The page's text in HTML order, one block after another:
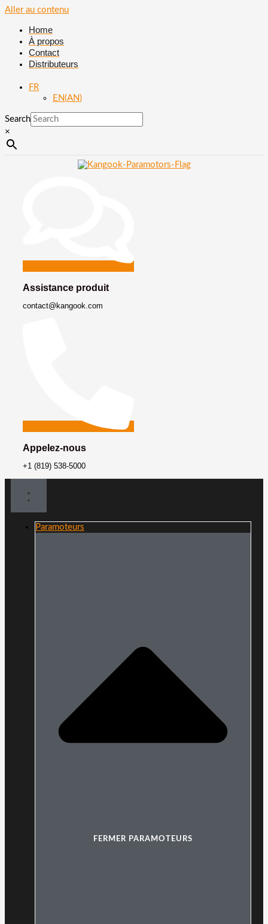
Aller au contenu
Home
À propos
Contact
Distributeurs
FR
EN(AN)
Search
×
Assistance produit
contact@kangook.com
Appelez-nous
+1 (819) 538-5000
Paramoteurs
FERMER PARAMOTEURS